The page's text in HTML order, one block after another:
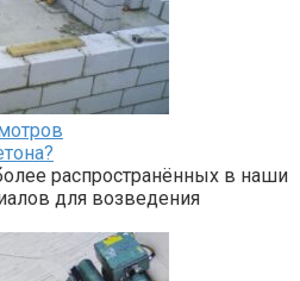
распространённых в наши
для возведения